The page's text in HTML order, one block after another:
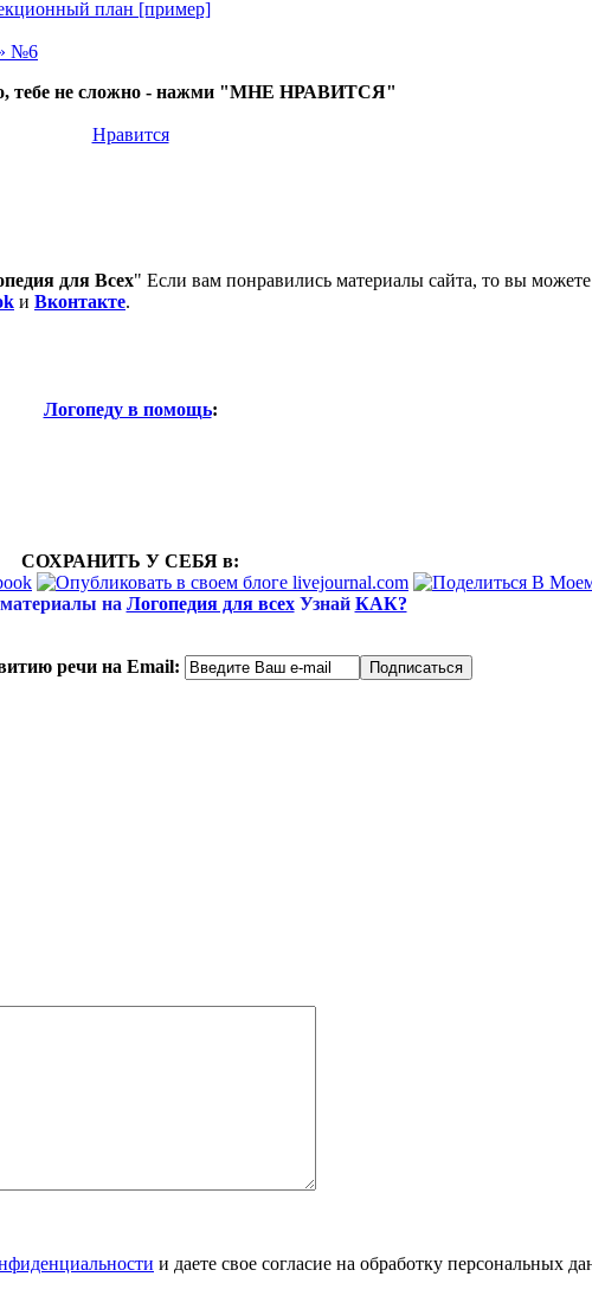
план [пример]
№6
тебе не сложно - нажми "МНЕ НРАВИТСЯ"
Нравится
для Всех" Если вам понравились материалы сайта, то вы
и Вконтакте.
Логопеду в помощь:
СОХРАНИТЬ У СЕБЯ в:
на Логопедия для всехУзнай КАК?
речи на Email:
и даете свое согласие на обработку персональных